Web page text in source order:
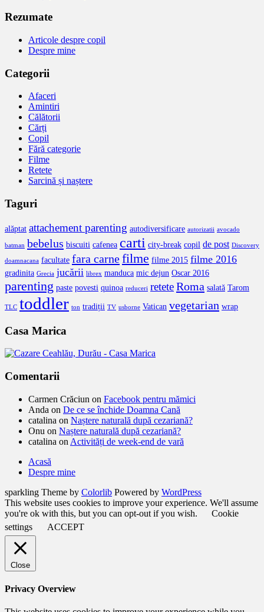
Rezumate
Articole despre copil
Despre mine
Categorii
Afaceri
Amintiri
Călătorii
Cărți
Copil
Fără categorie
Filme
Retete
Sarcină și naștere
Taguri
alăptat attachement parenting autodiversificare autorizatii avocado
batman bebelus biscuiti cafenea carti city-break copil de post Discovery
doamnacana facultate fara carnefilme filme 2015 filme 2016
gradinita Grecia jucării librex manduca mic dejun Oscar 2016
parenting paste povesti quinoa reduceri reteteRoma salată Tarom
TLC toddler ton tradiții TV usborne Vatican vegetarian wrap
Casa Marica
Comentarii
Carmen Crăciun on Facebook pentru mămici
Anda on De ce se închide Doamna Cană
catalina on Naștere naturală după cezariană?
Onu on Naștere naturală după cezariană?
catalina on Activități de week-end de vară
Acasă
Despre mine
sparkling Theme by Colorlib Powered by WordPress
This website uses cookies to improve your experience. We'll assume
you're ok with this, but you can opt-out if you wish.
Cookie
settings
ACCEPT
Close
Privacy Overview